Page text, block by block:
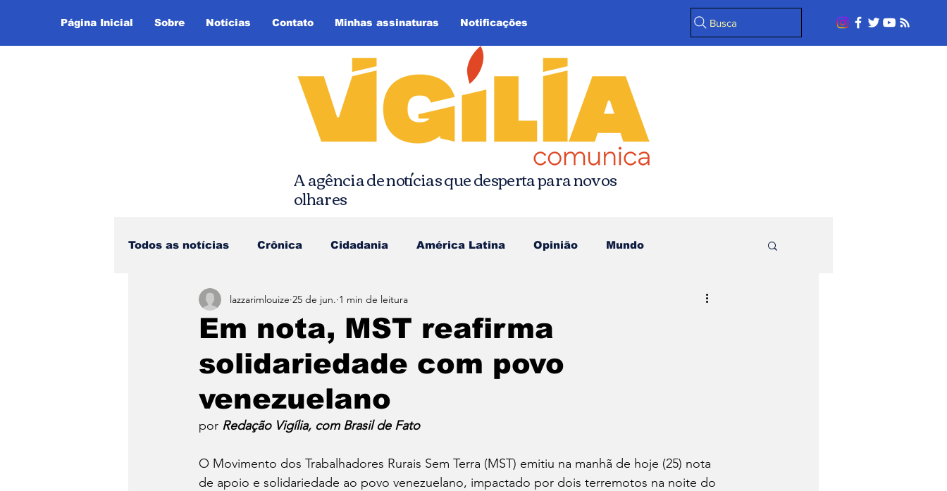
Página Inicial Sobre Notícias Contato Minhas assinaturas Notificações Busca
A agência de notícias que desperta para novos
olhares
Todos as notícias Crônica Cidadania América Latina Opinião Mundo
Dica de Leitura Notícias da Quebrada
Emergência Climática Política Educação Cotidiano Cidades
Qual é a sua luta? Crônica Cultura Moradia Especial Opinião Economia
Em nota, MST reafirma
solidariedade com povo
venezuelano
lazzarimlouize 25 de jun. 1 min de leitura
por Redação Vigília, com Brasil de Fato
O Movimento dos Trabalhadores Rurais Sem Terra (MST) emitiu na manhã de hoje (25) nota
de apoio e solidariedade ao povo venezuelano, impactado por dois terremotos na noite do